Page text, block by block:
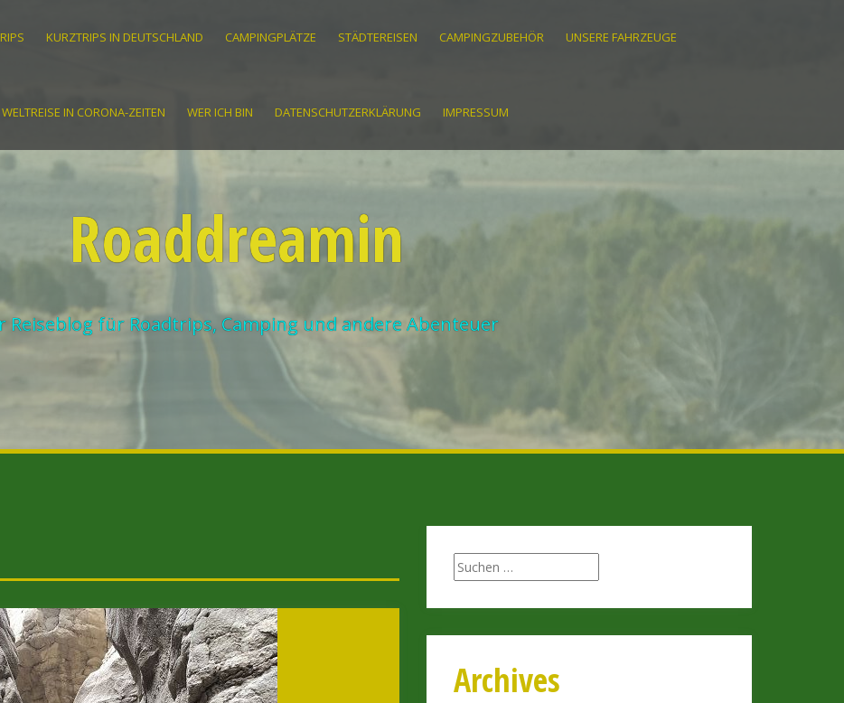
KURZTRIPS IN DEUTSCHLAND CAMPINGPLÄTZE STÄDTEREISEN CAMPINGZUBEHÖR UNSERE FAHRZEUGE
IN CORONA-ZEITEN WER ICH BIN DATENSCHUTZERKLÄRUNG IMPRESSUM
Roaddreamin
Reiseblog für Roadtrips, Camping und andere Abenteuer
Archives